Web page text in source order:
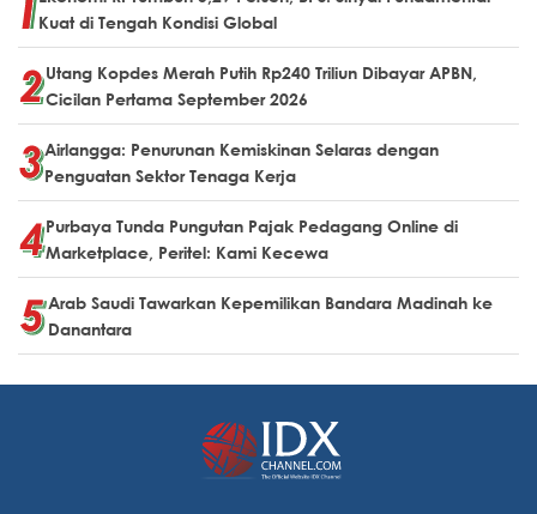
Kuat di Tengah Kondisi Global
Utang Kopdes Merah Putih Rp240 Triliun Dibayar APBN,
Cicilan Pertama September 2026
Airlangga: Penurunan Kemiskinan Selaras dengan
Penguatan Sektor Tenaga Kerja
Purbaya Tunda Pungutan Pajak Pedagang Online di
Marketplace, Peritel: Kami Kecewa
Arab Saudi Tawarkan Kepemilikan Bandara Madinah ke
Danantara